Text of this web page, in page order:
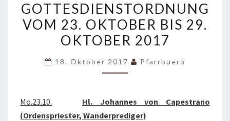
VOM
23.
OKTOBER
29.
GOTTESDIENSTORDNUNG
VOM 23. OKTOBER BIS 29.
OKTOBER 2017
18. Oktober 2017 Pfarrbuero
Mo.23.10.
Hl. Johannes von Capestrano
(Ordenspriester, Wanderprediger)